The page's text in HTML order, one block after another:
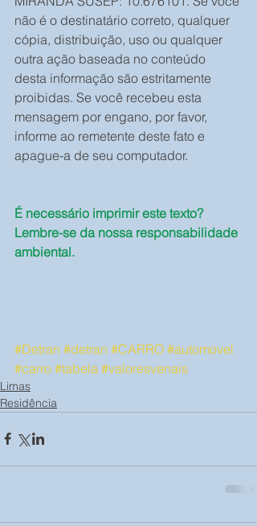
não é o destinatário correto, qualquer
cópia, distribuição, uso ou qualquer
outra ação baseada no conteúdo
desta informação são estritamente
proibidas. Se você recebeu esta
mensagem por engano, por favor,
informe ao remetente deste fato e
apague-a de seu computador.
É necessário imprimir este texto?
Lembre-se da nossa responsabilidade
ambiental.
#Detran #detran #CARRO #automovel
#carro #tabela #valoresvenais
Limas
Residência